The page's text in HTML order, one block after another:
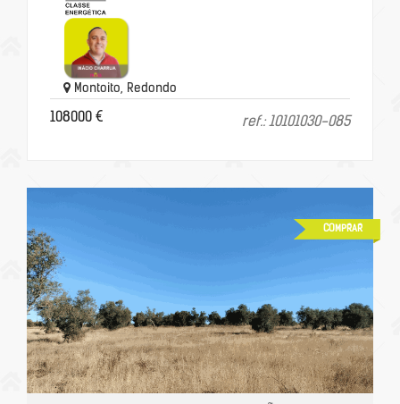
Montoito, Redondo
108000 € ref.: 10101030-085
COMPRAR